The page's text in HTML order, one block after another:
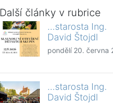
Další články v rubrice
...starosta Ing.
David Štojdl
pondělí 20. června
...starosta Ing.
David Štojdl